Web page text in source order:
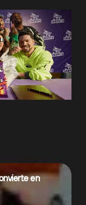
en